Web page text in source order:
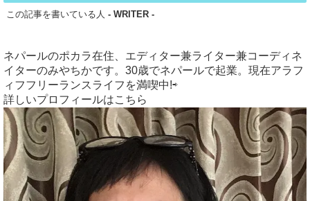
この記事を書いている人 - WRITER -
ネパールのポカラ在住、エディター兼ライター兼コーディネ
イターのみやちかです。30歳でネパールで起業。現在アラフ
ィフフリーランスライフを満喫中!⇨
詳しいプロフィールはこちら